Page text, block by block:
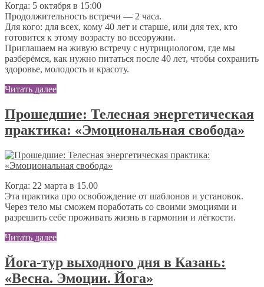
Когда: 5 октября в 15:00
Продолжительность встречи — 2 часа.
Для кого: для всех, кому 40 лет и старше, или для тех, кто
готовится к этому возрасту во всеоружии.
Приглашаем на живую встречу с нутрициологом, где мы
разберёмся, как нужно питаться после 40 лет, чтобы сохранить
здоровье, молодость и красоту.
Читать далее
Прошедшие: Телесная энергетическая
практика: «Эмоциональная свобода»
Когда: 22 марта в 15.00
Эта практика про освобождение от шаблонов и установок.
Через тело мы сможем поработать со своими эмоциями и
разрешить себе проживать жизнь в гармонии и лёгкости.
Читать далее
Йога-тур выходного дня в Казань:
«Весна. Эмоции. Йога»